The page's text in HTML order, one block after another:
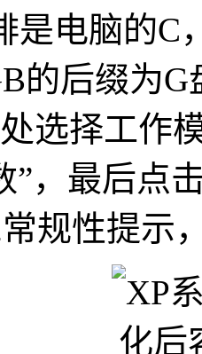
是电脑的C
的后缀为
选择工作
”，最后点
规性提示